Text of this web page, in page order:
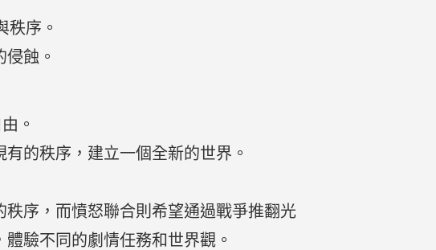
秩序。
蝕。
。
的秩序，建立一個全新的世界。
序，而憤怒聯合則希望通過戰爭推翻光
驗不同的劇情任務和世界觀。